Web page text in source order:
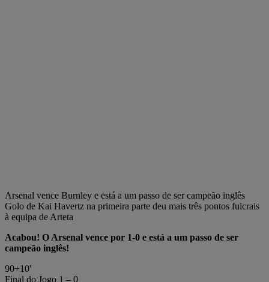
Arsenal vence Burnley e está a um passo de ser campeão inglês
Golo de Kai Havertz na primeira parte deu mais três pontos fulcrais
à equipa de Arteta
Acabou! O Arsenal vence por 1-0 e está a um passo de ser
campeão inglês!
90+10'
Final do Jogo 1 – 0